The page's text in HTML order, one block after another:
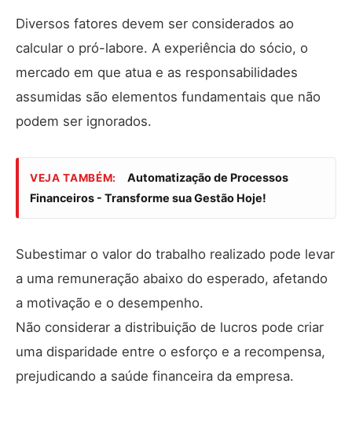
Diversos fatores devem ser considerados ao
calcular o pró-labore. A experiência do sócio, o
mercado em que atua e as responsabilidades
assumidas são elementos fundamentais que não
podem ser ignorados.
VEJA TAMBÉM:
Automatização de Processos
Financeiros - Transforme sua Gestão Hoje!
Subestimar o valor do trabalho realizado pode levar
a uma remuneração abaixo do esperado, afetando
a motivação e o desempenho.
Não considerar a distribuição de lucros pode criar
uma disparidade entre o esforço e a recompensa,
prejudicando a saúde financeira da empresa.